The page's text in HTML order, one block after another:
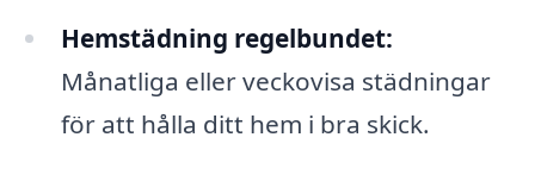
Hemstädning regelbundet:
Månatliga eller veckovisa städningar
för att hålla ditt hem i bra skick.